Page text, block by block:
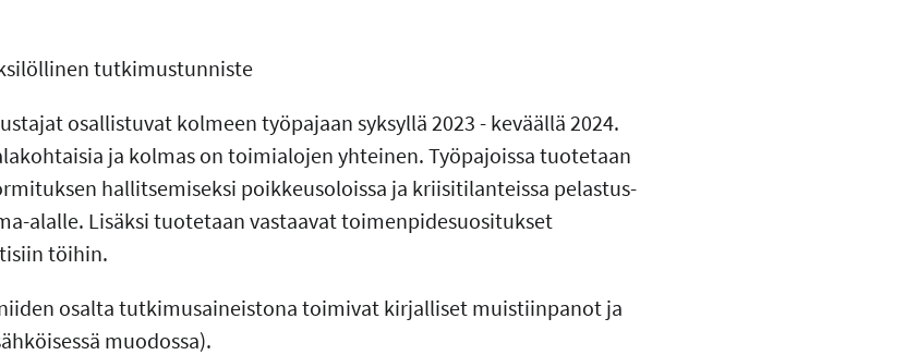
tutkimustunniste
osallistuvat kolmeen työpajaan syksyllä 2023 - keväällä 2024.
ja kolmas on toimialojen yhteinen. Työpajoissa tuotetaan
hallitsemiseksi poikkeusoloissa ja kriisitilanteissa pelastus-
alalle. Lisäksi tuotetaan vastaavat toimenpidesuositukset
töihin.
osalta tutkimusaineistona toimivat kirjalliset muistiinpanot ja
muodossa).